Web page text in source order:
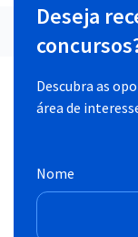
Deseja
Descubra as
área de
Nome